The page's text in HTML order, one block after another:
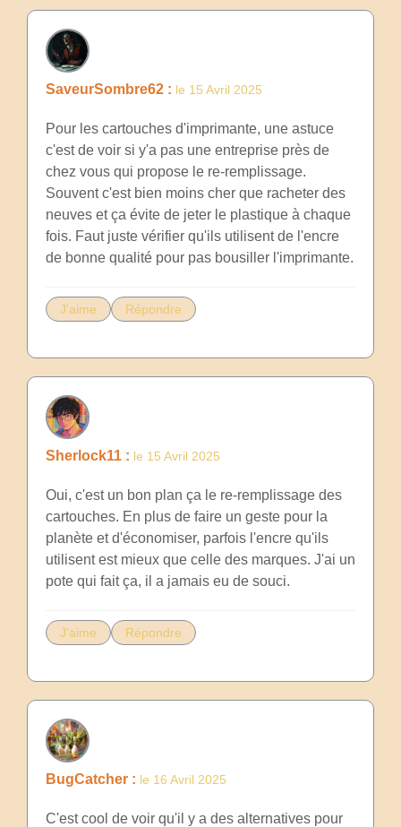
SaveurSombre62 : le 15 Avril 2025
Pour les cartouches d'imprimante, une astuce
c'est de voir si y'a pas une entreprise près de
chez vous qui propose le re-remplissage.
Souvent c'est bien moins cher que racheter des
neuves et ça évite de jeter le plastique à chaque
fois. Faut juste vérifier qu'ils utilisent de l'encre
de bonne qualité pour pas bousiller l'imprimante.
J'aime Répondre
Sherlock11 : le 15 Avril 2025
Oui, c'est un bon plan ça le re-remplissage des
cartouches. En plus de faire un geste pour la
planète et d'économiser, parfois l'encre qu'ils
utilisent est mieux que celle des marques. J'ai un
pote qui fait ça, il a jamais eu de souci.
J'aime Répondre
BugCatcher : le 16 Avril 2025
C'est cool de voir qu'il y a des alternatives pour